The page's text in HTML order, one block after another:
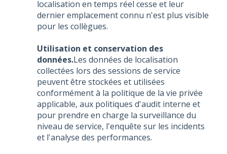
localisation en temps réel cesse et leur
dernier emplacement connu n'est plus visible
pour les collègues.
Utilisation et conservation des
données.Les données de localisation
collectées lors des sessions de service
peuvent être stockées et utilisées
conformément à la politique de la vie privée
applicable, aux politiques d'audit interne et
pour prendre en charge la surveillance du
niveau de service, l'enquête sur les incidents
et l'analyse des performances.